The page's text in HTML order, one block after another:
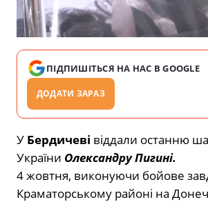
ПІДПИШІТЬСЯ НА НАС В GOOGLE
ДОДАТИ ЗАРАЗ
У Бердичеві віддали останню
України Олександру Пигині.
4 жовтня, виконуючи бойове
Краматорському районі на